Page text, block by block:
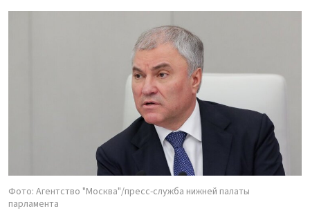
Фото: Агентство "Москва"/пресс-служба нижней палаты
парламента